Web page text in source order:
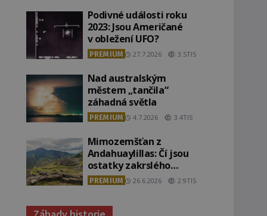
Podivné události roku
2023: Jsou Američané
v obležení UFO?
PREMIUM 27.7.2026 3.5TIS
Nad australským
městem „tančila“
záhadná světla
PREMIUM 4.7.2026 3.4TIS
Mimozemšťan z
Andahuaylillas: Čí jsou
ostatky zakrslého
stvoření s ohromnou
lebkou?
PREMIUM 26.6.2026 2.9TIS